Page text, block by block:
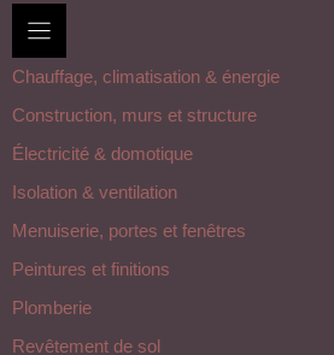
Chauffage, climatisation & énergie
Construction, murs et structure
Électricité & domotique
Isolation & ventilation
Menuiserie, portes et fenêtres
Peintures et finitions
Plomberie
Revêtement de sol